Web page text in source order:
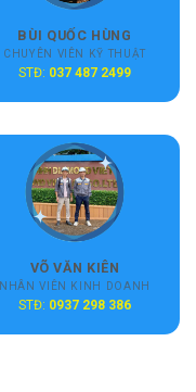
BÙI QUỐC HÙNG
CHUYÊN VIÊN KỸ THUẬT
STĐ: 037 487 2499
VÕ VĂN KIÊN
NHÂN VIÊN KINH DOANH
STĐ: 0937 298 386